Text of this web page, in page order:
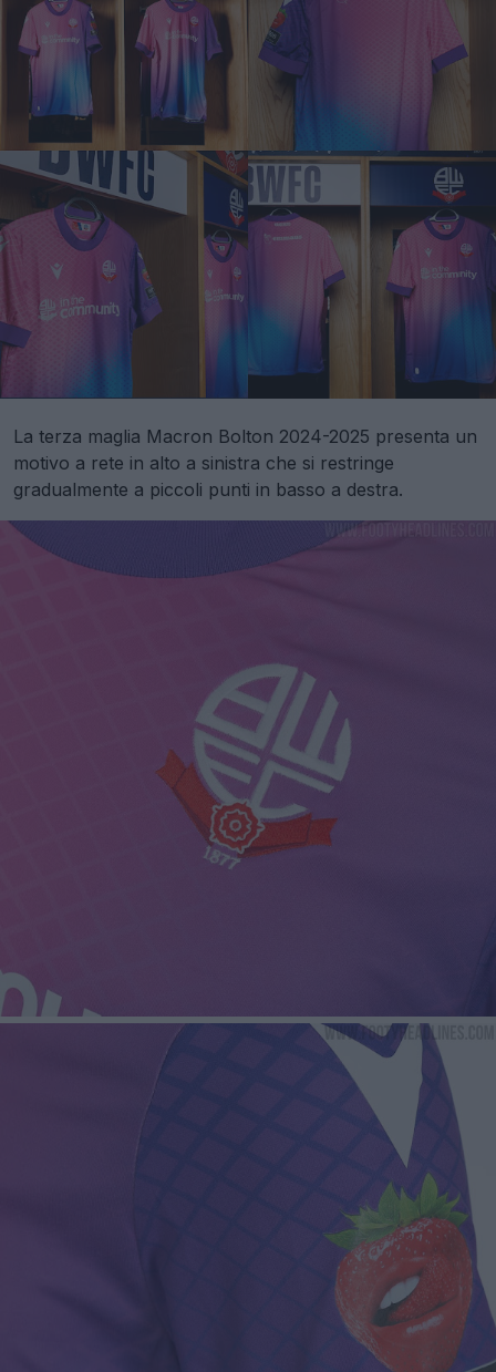
La terza maglia Macron Bolton 2024-2025 presenta un
motivo a rete in alto a sinistra che si restringe
gradualmente a piccoli punti in basso a destra.